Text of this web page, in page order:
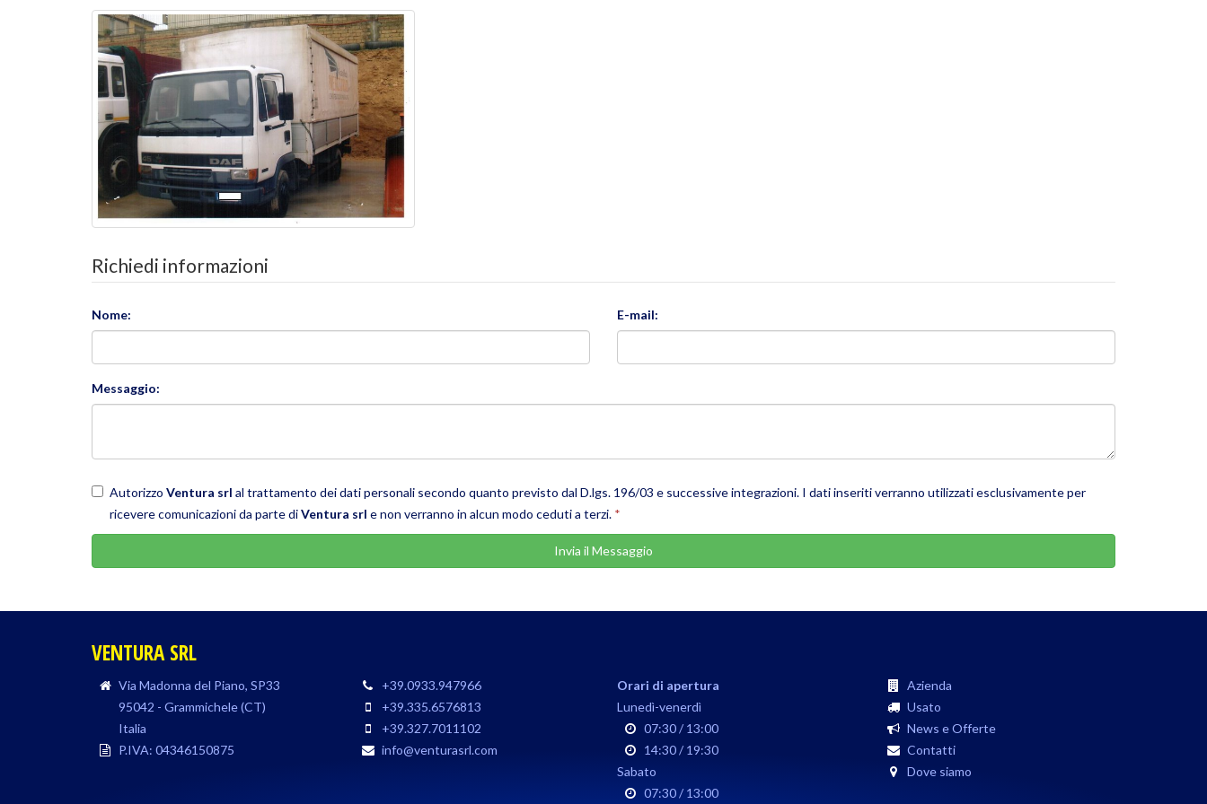
Richiedi informazioni
Nome: E-mail:
Messaggio:
Autorizzo Ventura srl al trattamento dei dati personali secondo quanto previsto dal D.lgs. 196/03 e successive integrazioni. I dati inseriti verranno utilizzati esclusivamente per
ricevere comunicazioni da parte diVentura srl e non verranno in alcun modo ceduti a terzi. *
Invia il Messaggio
VENTURA SRL
Via Madonna del Piano, SP33
95042 - Grammichele (CT)
Italia
P.IVA: 04346150875
+39.0933.947966
+39.335.6576813
+39.327.7011102
info@venturasrl.com
Orari di apertura
Lunedì-venerdì
07:30 / 13:00
14:30 / 19:30
Sabato
07:30 / 13:00
Azienda
Usato
News e Offerte
Contatti
Dove siamo